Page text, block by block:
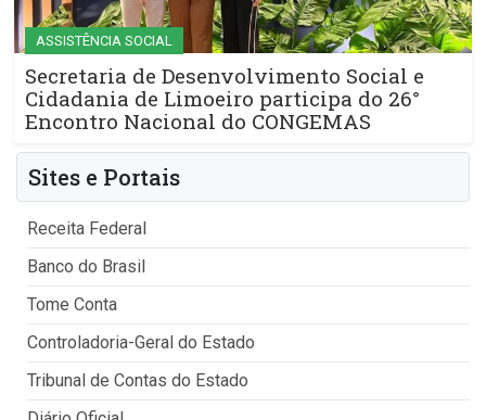
ASSISTÊNCIA SOCIAL
Secretaria de Desenvolvimento Social e
Cidadania de Limoeiro participa do 26°
Encontro Nacional do CONGEMAS
Sites e Portais
Receita Federal
Banco do Brasil
Tome Conta
Controladoria-Geral do Estado
Tribunal de Contas do Estado